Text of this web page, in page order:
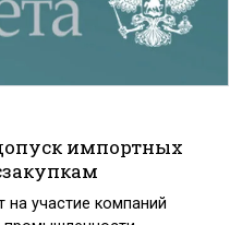
импортных
на участие компаний